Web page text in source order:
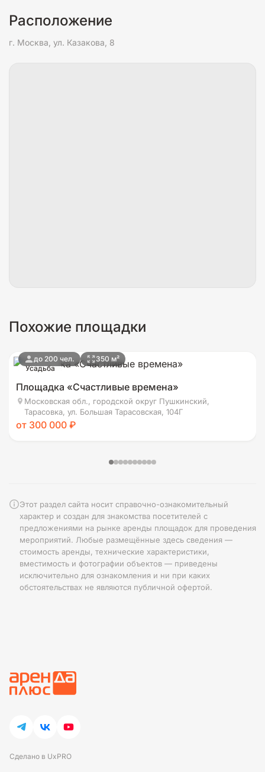
Расположение
г. Москва, ул. Казакова, 8
Похожие площадки
Усадьба
до 200 чел. 350 м²
Площадка «Счастливые времена»
Московская обл., городской округ Пушкинский,
Тарасовка, ул. Большая Тарасовская, 104Г
от 300 000 ₽
Этот раздел сайта носит справочно-ознакомительный
характер и создан для знакомства посетителей с
предложениями на рынке аренды площадок для проведения
мероприятий. Любые размещённые здесь сведения —
стоимость аренды, технические характеристики,
вместимость и фотографии объектов — приведены
исключительно для ознакомления и ни при каких
обстоятельствах не являются публичной офертой.
Сделано в UxPRO